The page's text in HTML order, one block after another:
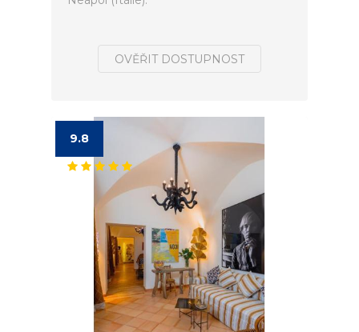
OVĚŘIT DOSTUPNOST
9.8